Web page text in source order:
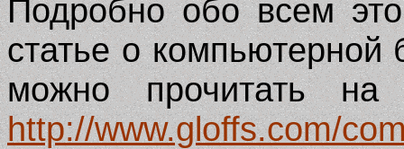
Подробно обо всем
статье о компьютерной
можно прочитать
http://www.gloffs.com/